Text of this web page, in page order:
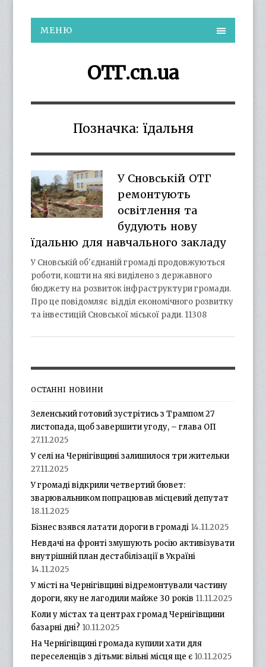
МЕНЮ
ОТГ.cn.ua
Позначка: їдальня
У Сновській ОТГ
ремонтують
освітлення та
будують нову
їдальню для навчального закладу
У Сновській об'єднаній громаді продовжуються
роботи, кошти на які виділено з державного
бюджету на розвиток інфраструктури громади.
Про це повідомляє відділ економічного розвитку
та інвестицій Сновської міської ради. 11308
ОСТАННІ НОВИНИ
Зеленський готовий зустрітись з Трампом 27
листопада, щоб завершити угоду, – глава ОП
27.11.2025
У селі на Чернігівщині залишилося три жительки
27.11.2025
У громаді відкрили четвертий бювет:
зварювальником попрацював місцевий депутат
18.11.2025
Бізнес взявся латати дороги в громаді 14.11.2025
Невдачі на фронті змушують росію активізувати
внутрішній план дестабілізації в Україні
14.11.2025
У місті на Чернігівщині відремонтували частину
дороги, яку не лагодили майже 30 років 11.11.2025
Коли у містах та центрах громад Чернігівщини
базарні дні? 10.11.2025
На Чернігівщині громада купили хати для
переселенців з дітьми: вільні місця ще є 10.11.2025